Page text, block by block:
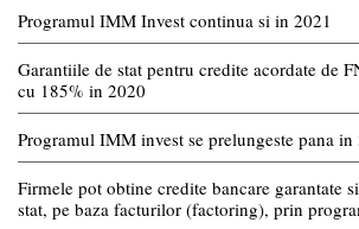
Programul IMM Invest continua si in 2021
Garantiile de stat pentru credite acordate de
cu 185% in 2020
Programul IMM invest se prelungeste pana in
Firmele pot obtine credite bancare garantate
stat, pe baza facturilor (factoring), prin